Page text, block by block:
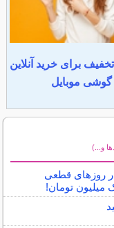
برای خرید آنلاین
گوشی موبایل
و...)
روزهای قطعی
میلیون تومان!